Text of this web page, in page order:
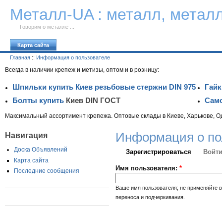
Металл-UA : металл,
Говорим о металле ...
Карта сайта
Главная :: Информация о пользователе
Всегда в наличии крепеж и метизы, оптом и в розницу:
Шпильки купить Киев резьбовые стержни DIN 975
Болты купитьКиев DIN ГОСТ
Максимальный ассортимент крепежа. Оптовые склады в Киеве, Харькове,
Навигация
Доска Объявлений
Карта сайта
Последние сообщения
Информация о
Зарегистрироваться
Имя пользователя: *
Ваше имя пользователя; не применяйте
переноса и подчеркивания.